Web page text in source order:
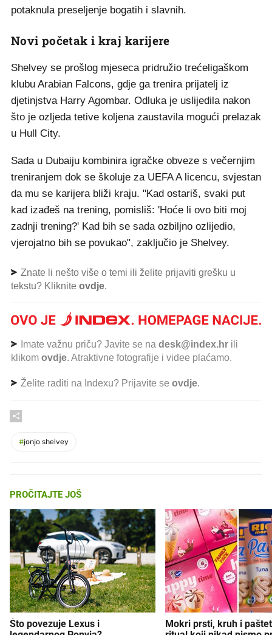
potaknula preseljenje bogatih i slavnih.
Novi početak i kraj karijere
Shelvey se prošlog mjeseca pridružio trećeligaškom
klubu Arabian Falcons, gdje ga trenira prijatelj iz
djetinjstva Harry Agombar. Odluka je uslijedila nakon
što je ozljeda tetive koljena zaustavila mogući prelazak
u Hull City.
Sada u Dubaiju kombinira igračke obveze s večernjim
treniranjem dok se školuje za UEFA A licencu, svjestan
da mu se karijera bliži kraju. "Kad ostariš, svaki put
kad izađeš na trening, pomisliš: 'Hoće li ovo biti moj
zadnji trening?' Kad bih se sada ozbiljno ozlijedio,
vjerojatno bih se povukao", zaključio je Shelvey.
Znate li nešto više o temi ili želite prijaviti grešku u
tekstu? Kliknite ovdje.
Imate važnu priču? Javite se na desk@index.hr ili
klikom ovdje. Atraktivne fotografije i videe plaćamo.
Želite raditi na Indexu? Prijavite se ovdje.
#jonjo shelvey
PROČITAJTE JOŠ
Što povezuje Lexus i
Mokri prsti, kruh i